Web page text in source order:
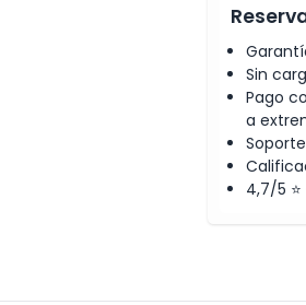
Sin
Pago
a
4,7/5